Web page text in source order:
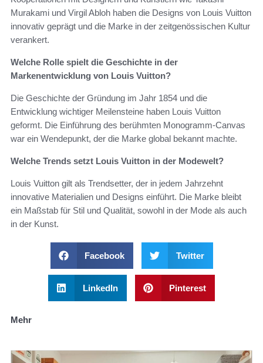
Murakami und Virgil Abloh haben die Designs von Louis Vuitton
innovativ geprägt und die Marke in der zeitgenössischen Kultur
verankert.
Welche Rolle spielt die Geschichte in der
Markenentwicklung von Louis Vuitton?
Die Geschichte der Gründung im Jahr 1854 und die
Entwicklung wichtiger Meilensteine haben Louis Vuitton
geformt. Die Einführung des berühmten Monogramm-Canvas
war ein Wendepunkt, der die Marke global bekannt machte.
Welche Trends setzt Louis Vuitton in der Modewelt?
Louis Vuitton gilt als Trendsetter, der in jedem Jahrzehnt
innovative Materialien und Designs einführt. Die Marke bleibt
ein Maßstab für Stil und Qualität, sowohl in der Mode als auch
in der Kunst.
Facebook Twitter
LinkedIn Pinterest
Mehr